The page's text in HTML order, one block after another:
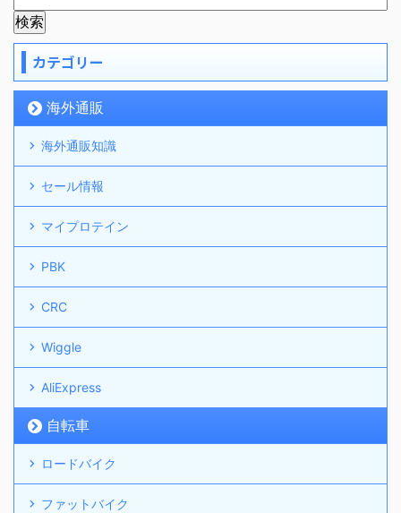
カテゴリー
海外通販
海外通販知識
セール情報
マイプロテイン
PBK
CRC
Wiggle
AliExpress
自転車
ロードバイク
ファットバイク